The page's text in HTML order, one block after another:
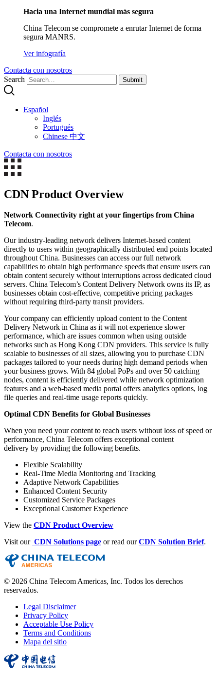
Hacia una Internet mundial más segura
China Telecom se compromete a enrutar Internet de forma
segura MANRS.
Ver infografía
Contacta con nosotros
Search
Submit
Español
Inglés
Portugués
Chinese 中文
Contacta con nosotros
CDN Product Overview
Network Connectivity right at your fingertips from China
Telecom.
Our industry-leading network delivers Internet-based content
directly to users within geographically distributed end points located
throughout China. Businesses can access our full network
capabilities to obtain high performance speeds that ensure users can
obtain content securely without interruptions across dedicated cloud
servers. China Telecom’s Content Delivery Network owns its IP, as
businesses obtain cost-effective, competitive pricing packages
without requiring third-party transit providers.
Your company can efficiently upload content to the Content
Delivery Network in China as it will not experience slower
performance, which are issues common when using outside
networks such as Hong Kong CDN providers. This service is fully
scalable to businesses of all sizes, allowing you to purchase CDN
packages tailored to your needs during high demand periods when
your business grows. With 84 global PoPs and over 50 catching
nodes, content is efficiently delivered while network optimization
features and a web-based media portal offers analytics options, log
file queries and real-time usage reports quickly.
Optimal CDN Benefits for Global Businesses
When you need your content to reach users without loss of speed or
performance, China Telecom offers exceptional content
delivery by providing the following benefits.
Flexible Scalability
Real-Time Media Monitoring and Tracking
Adaptive Network Capabilities
Enhanced Content Security
Customized Service Packages
Exceptional Customer Experience
View the CDN Product Overview
Visit our CDN Solutions page or read ourCDN Solution Brief.
© 2026 China Telecom Americas, Inc. Todos los derechos
reservados.
Legal Disclaimer
Privacy Policy
Acceptable Use Policy
Terms and Conditions
Mapa del sitio